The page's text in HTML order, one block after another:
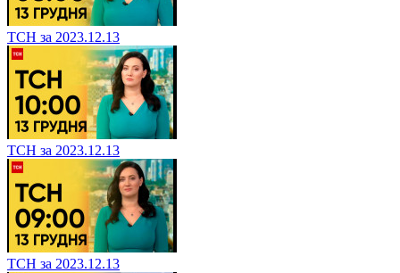
ТСН за 2023.12.13
ТСН за 2023.12.13
ТСН за 2023.12.13